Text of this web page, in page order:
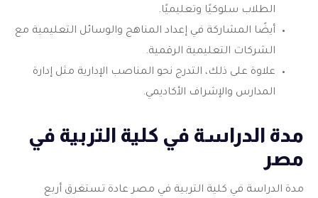
الطلاب سلوكيًا وتعليميًا.
أيضًا المشاركة في إعداد المناهج والوسائل التعليمية مع
الشركات التعليمية الرقمية.
علاوة على ذلك، التدرج نحو المناصب الإدارية مثل إدارة
المدارس والإشراف الأكاديمي.
مدة الدراسة في كلية التربية في
مصر
مدة الدراسة في كلية التربية في مصر عادة تستغرق أربع